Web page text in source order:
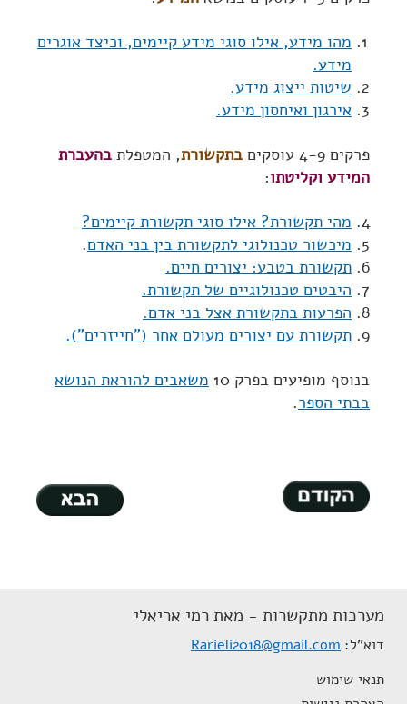
מהו מידע, אילו סוגי מידע קיימים, וכיצד אוגרים
מידע.
שיטות ייצוג מידע.
אירגון ואיחסון מידע.
פרקים 4-9 עוסקים בתקשורת, המטפלת בהעברת
המידע וקליטתו:
מהי תקשורת? אילו סוגי תקשורת קיימים?
מיכשור טכנולוגי לתקשורת בין בני האדם.
תקשורת בטבע: יצורים חיים.
היבטים טכנולוגיים של תקשורת.
הפרעות בתקשורת אצל בני אדם.
תקשורת עם יצורים מעולם אחר ("חייזרים").
בנוסף מופיעים בפרק 10
משאבים להוראת הנושא
בבתי הספר.
מערכות מתקשרות - מאת רמי אריאלי
דוא"ל Rarieli2018@gmail.com
תנאי שימוש